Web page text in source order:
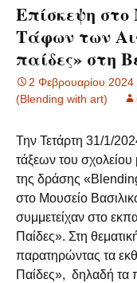
Επίσκεψη
Τάφων των
παίδες» στη
2 Φεβρουαρίου 2024
(Blending with art)
Την Τετάρτη 31/1/
τάξεων του
της δράσης
στο Μουσείο
συμμετείχαν στο
Παίδες». Στη
παρατηρώντας τα
Παίδες», δηλαδή τα